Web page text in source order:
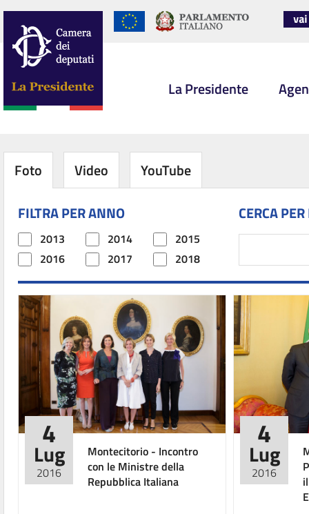
La Presidente
Foto Video
YouTube
FILTRA PER ANNO
2013 2014
2015
2016
2017 2018
CERCA
4
Lug
2016
Montecitorio - Incontro
con le Ministre della
Repubblica Italiana
4
Lug
2016